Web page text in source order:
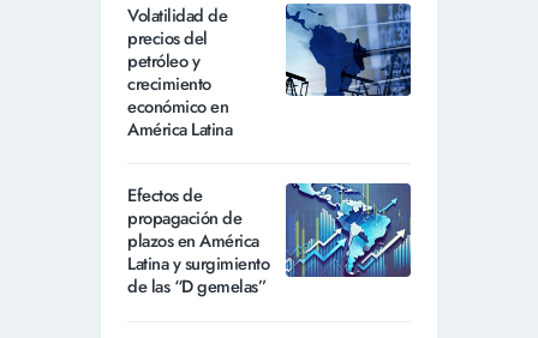
Volatilidad de
precios del
petróleo y
crecimiento
económico en
América Latina
Efectos de
propagación de
plazos en América
Latina y surgimiento
de las “D gemelas”